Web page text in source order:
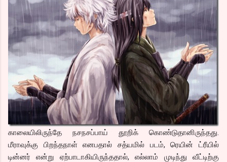
காலையிலிருந்தே நசநசப்பாய் தூறிக் கொண்டுதானிருந்தது.
மீராவுக்கு பிறந்தநாள் எனபதால் சத்யமில் படம், ரெயின் ட்ரீயில்
டின்னர் என்று ஏற்பாடாகியிருந்ததால், எல்லாம் முடிந்து வீட்டிற்கு